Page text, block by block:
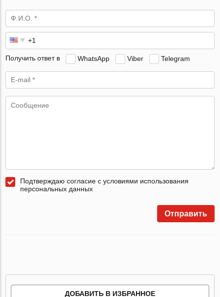
Получить ответ в WhatsApp Viber Telegram
Подтверждаю согласие с условиями использования
персональных данных
Отправить
ДОБАВИТЬ В ИЗБРАННОЕ